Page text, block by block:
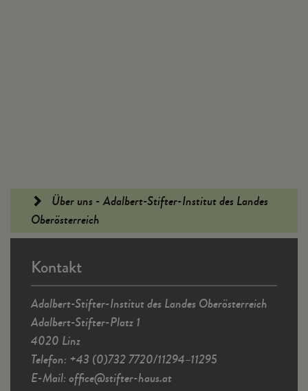
Fußleiste
Über uns - Adalbert-Stifter-Institut des Landes
Oberösterreich
Kontakt
Adalbert-Stifter-Institut des Landes Oberösterreich
Adalbert-Stifter-Platz 1
4020 Linz
Telefon: +43 (0)732 7720/11294–11295
E-Mail:office@stifter-haus.at